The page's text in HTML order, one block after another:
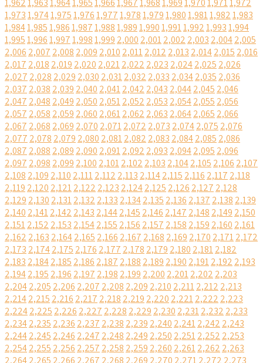
1,9621,9631,9641,9651,9661,9671,9681,9691,9701,9711,972
1,9731,9741,9751,9761,9771,9781,9791,9801,9811,9821,983
1,9841,9851,9861,9871,9881,9891,9901,9911,9921,9931,994
1,9951,9961,9971,9981,999 2,000 2,0012,002 2,003 2,0042,005
2,006 2,007 2,008 2,009 2,010 2,0112,012 2,013 2,0142,015 2,016
2,017 2,018 2,019 2,020 2,0212,022 2,023 2,0242,025 2,026
2,027 2,028 2,029 2,030 2,0312,032 2,033 2,0342,035 2,036
2,037 2,038 2,039 2,040 2,0412,042 2,043 2,0442,045 2,046
2,047 2,048 2,049 2,050 2,0512,052 2,053 2,0542,055 2,056
2,057 2,058 2,059 2,060 2,0612,062 2,063 2,0642,065 2,066
2,067 2,068 2,069 2,070 2,0712,072 2,073 2,0742,075 2,076
2,077 2,078 2,079 2,080 2,0812,082 2,083 2,0842,085 2,086
2,087 2,088 2,089 2,090 2,0912,092 2,093 2,0942,095 2,096
2,097 2,098 2,099 2,100 2,1012,102 2,103 2,1042,105 2,106 2,107
2,108 2,109 2,110 2,1112,112 2,113 2,1142,115 2,116 2,117 2,118
2,119 2,120 2,1212,122 2,123 2,1242,125 2,126 2,127 2,128
2,129 2,130 2,1312,132 2,133 2,1342,135 2,136 2,137 2,138 2,139
2,140 2,1412,142 2,143 2,1442,145 2,146 2,147 2,148 2,149 2,150
2,1512,152 2,153 2,1542,155 2,156 2,157 2,158 2,159 2,160 2,161
2,162 2,163 2,1642,165 2,166 2,167 2,168 2,169 2,170 2,1712,172
2,173 2,1742,175 2,176 2,177 2,178 2,179 2,180 2,1812,182
2,183 2,1842,185 2,186 2,187 2,188 2,189 2,190 2,1912,192 2,193
2,1942,195 2,196 2,197 2,198 2,199 2,200 2,2012,202 2,203
2,2042,205 2,206 2,207 2,208 2,209 2,210 2,2112,212 2,213
2,2142,215 2,216 2,217 2,218 2,219 2,220 2,2212,222 2,223
2,2242,225 2,226 2,227 2,228 2,229 2,230 2,2312,232 2,233
2,2342,235 2,236 2,237 2,238 2,239 2,240 2,2412,242 2,243
2,2442,245 2,246 2,247 2,248 2,249 2,250 2,2512,252 2,253
2,2542,255 2,256 2,257 2,258 2,259 2,260 2,2612,262 2,263